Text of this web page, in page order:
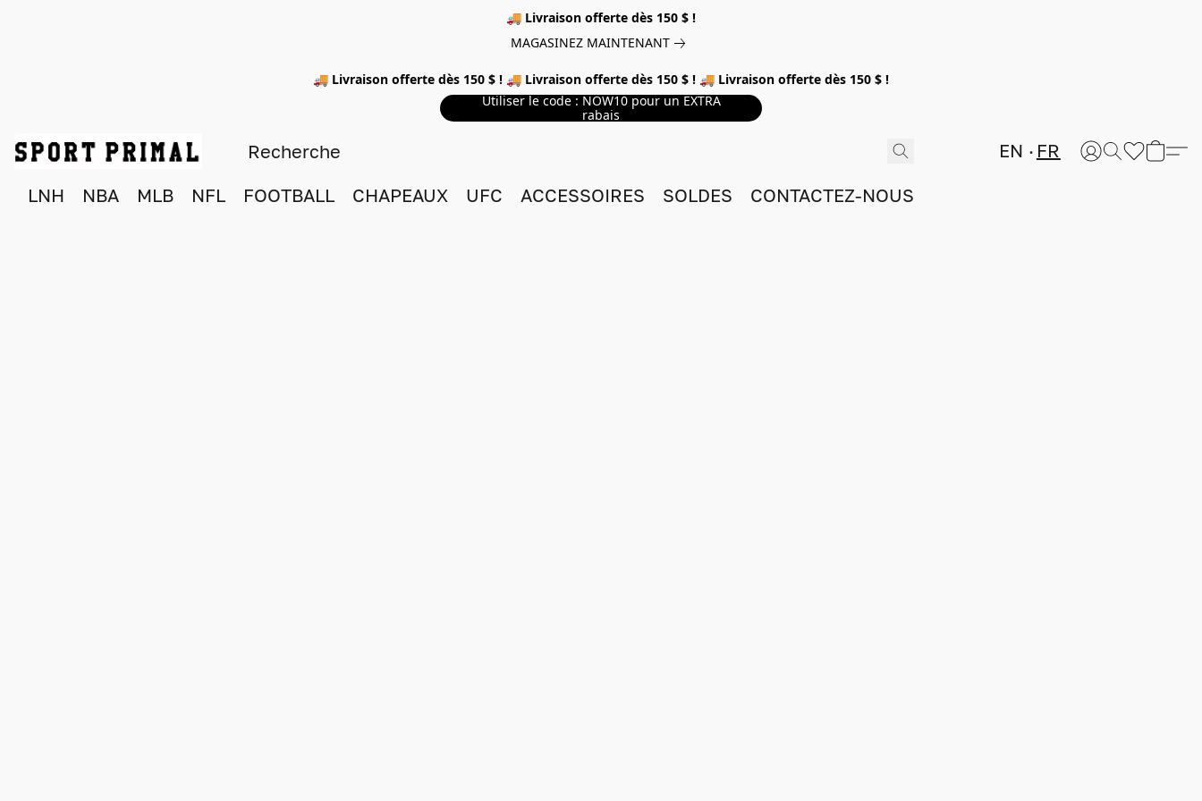
🚚 Livraison offerte dès 150 $ !
MAGASINEZ MAINTENANT
🚚 Livraison offerte dès 150 $ ! 🚚 Livraison offerte dès 150 $ ! 🚚 Livraison offerte dès 150 $ !
Utiliser le code : NOW10 pour un EXTRA
rabais
EN FR
LNH NBA MLB NFL FOOTBALL CHAPEAUX UFC ACCESSOIRES SOLDES CONTACTEZ-NOUS